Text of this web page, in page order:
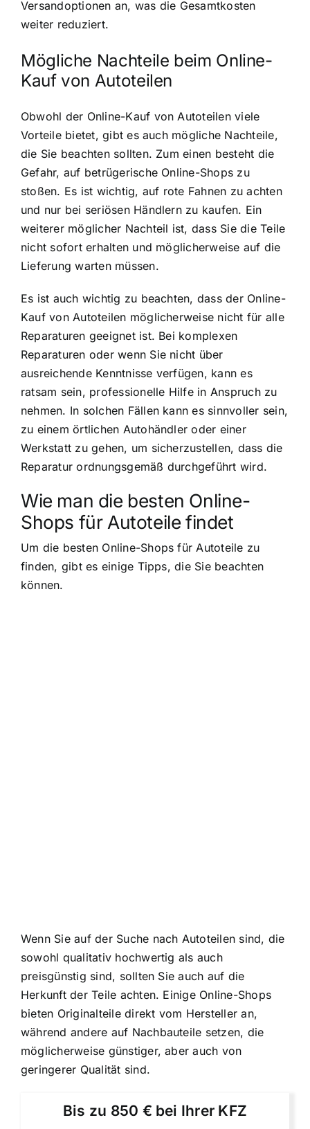
Versandoptionen an, was die Gesamtkosten
weiter reduziert.
Mögliche Nachteile beim Online-
Kauf von Autoteilen
Obwohl der Online-Kauf von Autoteilen viele
Vorteile bietet, gibt es auch mögliche Nachteile,
die Sie beachten sollten. Zum einen besteht die
Gefahr, auf betrügerische Online-Shops zu
stoßen. Es ist wichtig, auf rote Fahnen zu achten
und nur bei seriösen Händlern zu kaufen. Ein
weiterer möglicher Nachteil ist, dass Sie die Teile
nicht sofort erhalten und möglicherweise auf die
Lieferung warten müssen.
Es ist auch wichtig zu beachten, dass der Online-
Kauf von Autoteilen möglicherweise nicht für alle
Reparaturen geeignet ist. Bei komplexen
Reparaturen oder wenn Sie nicht über
ausreichende Kenntnisse verfügen, kann es
ratsam sein, professionelle Hilfe in Anspruch zu
nehmen. In solchen Fällen kann es sinnvoller sein,
zu einem örtlichen Autohändler oder einer
Werkstatt zu gehen, um sicherzustellen, dass die
Reparatur ordnungsgemäß durchgeführt wird.
Wie man die besten Online-
Shops für Autoteile findet
Um die besten Online-Shops für Autoteile zu
finden, gibt es einige Tipps, die Sie beachten
können.
Wenn Sie auf der Suche nach Autoteilen sind, die
sowohl qualitativ hochwertig als auch
preisgünstig sind, sollten Sie auch auf die
Herkunft der Teile achten. Einige Online-Shops
bieten Originalteile direkt vom Hersteller an,
während andere auf Nachbauteile setzen, die
möglicherweise günstiger, aber auch von
geringerer Qualität sind.
Bis zu 850 € bei Ihrer KFZ